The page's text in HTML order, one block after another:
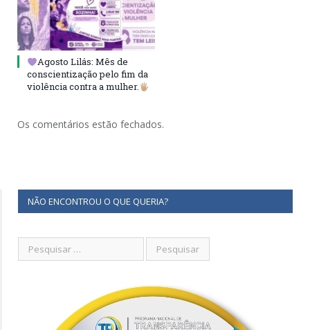
Agosto Lilás: Mês de
conscientização pelo fim da
violência contra a mulher.
Os comentários estão fechados.
NÃO ENCONTROU O QUE QUERIA?